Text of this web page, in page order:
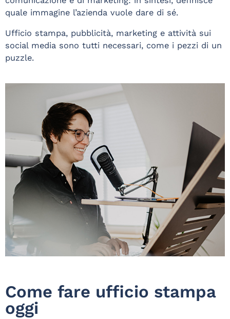
quale immagine l’azienda vuole dare di sé.
Ufficio stampa, pubblicità, marketing e attività sui
social media sono tutti necessari, come i pezzi di un
puzzle.
Come fare ufficio stampa
oggi